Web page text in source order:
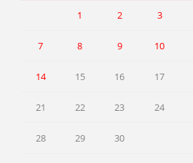
1 2 3
7 8 9 10
14 15 16 17
21 22 23 24
28 29 30